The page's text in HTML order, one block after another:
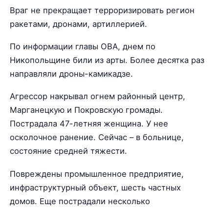
Враг не прекращает терроризировать регион
ракетами, дронами, артиллерией.
По информации главы ОВА, днем по
Никопольщине били из арты. Более десятка раз
направляли дроны-камикадзе.
Агрессор накрывал огнем районный центр,
Марганецкую и Покровскую громады.
Пострадала 47-летняя женщина. У нее
осколочное ранение. Сейчас – в больнице,
состояние средней тяжести.
Повреждены промышленное предприятие,
инфраструктурный объект, шесть частных
домов. Еще пострадали несколько